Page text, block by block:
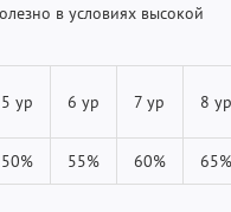
в условиях высокой
5 ур 6 ур 7 ур 8 ур
50% 55% 60% 65%